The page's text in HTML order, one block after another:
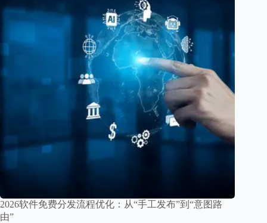
2026软件免费分发流程优化：从“手工发布”到“意图路
由”